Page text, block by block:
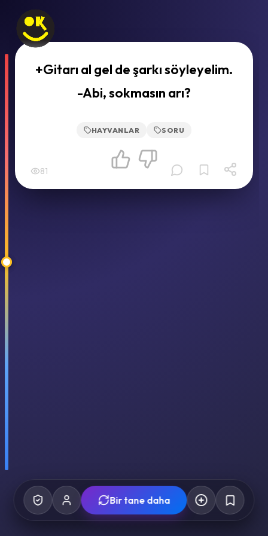
+Gitarı al gel de şarkı söyleyelim.
-Abi, sokmasın arı?
HAYVANLAR SORU
81
Bir tane daha